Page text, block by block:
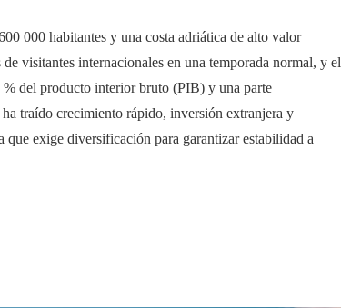
000 habitantes y una costa adriática de alto valor
visitantes internacionales en una temporada normal, y el
del producto interior bruto (PIB) y una parte
traído crecimiento rápido, inversión extranjera y
exige diversificación para garantizar estabilidad a